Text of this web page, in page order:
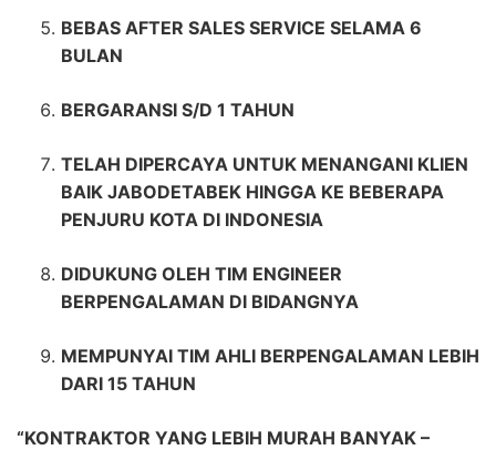
BEBAS AFTER SALES SERVICE SELAMA 6
BULAN
BERGARANSI S/D 1 TAHUN
TELAH DIPERCAYA UNTUK MENANGANI KLIEN
BAIK JABODETABEK HINGGA KE BEBERAPA
PENJURU KOTA DI INDONESIA
DIDUKUNG OLEH TIM ENGINEER
BERPENGALAMAN DI BIDANGNYA
MEMPUNYAI TIM AHLI BERPENGALAMAN LEBIH
DARI 15 TAHUN
“KONTRAKTOR YANG LEBIH MURAH BANYAK –